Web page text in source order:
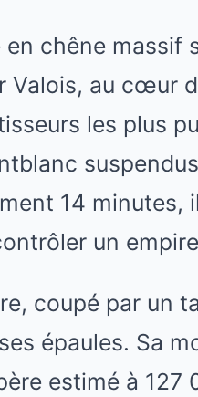
chêne massif
Valois, au cœur
les plus
14 minutes,
un
coupé par un
épaules. Sa
estimé à